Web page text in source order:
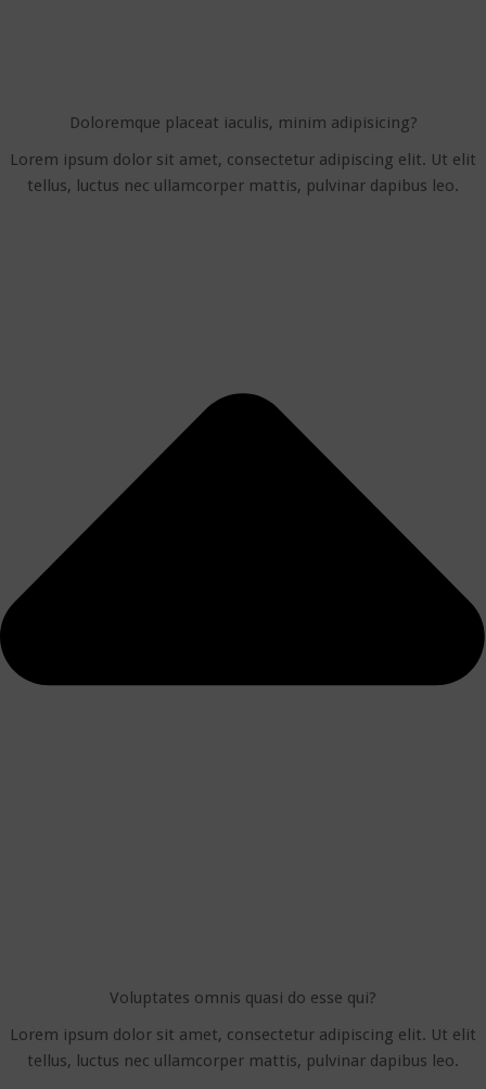
Doloremque placeat iaculis, minim adipisicing?
Lorem ipsum dolor sit amet, consectetur adipiscing elit. Ut elit
tellus, luctus nec ullamcorper mattis, pulvinar dapibus leo.
Voluptates omnis quasi do esse qui?
Lorem ipsum dolor sit amet, consectetur adipiscing elit. Ut elit
tellus, luctus nec ullamcorper mattis, pulvinar dapibus leo.